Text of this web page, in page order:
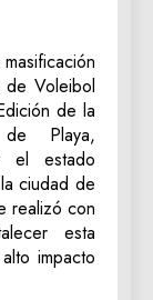
de Voleibol
de la
Playa,
el estado
ciudad de
realizó con
esta
impacto